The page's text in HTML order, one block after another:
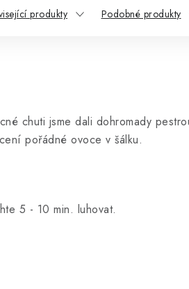
produkty Podobné produkty
chuti jsme dali dohromady
pořádné ovoce v šálku.
5 - 10 min. luhovat.